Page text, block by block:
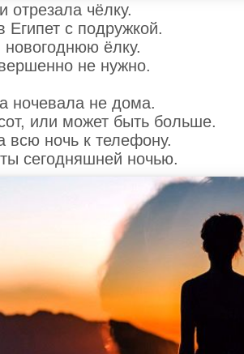
отрезала чёлку.
Египет с подружкой.
ёлку.
не нужно.
ночевала не дома.
или может быть больше.
всю ночь к телефону.
сегодняшней ночью.